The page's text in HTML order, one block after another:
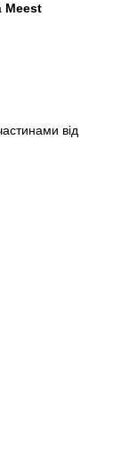
Meest
від